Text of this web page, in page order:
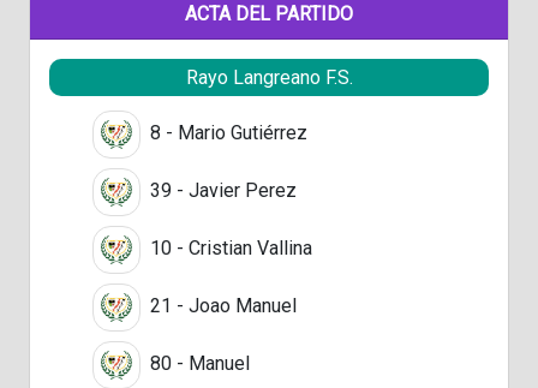
ACTA DEL PARTIDO
Rayo Langreano F.S.
8 - Mario Gutiérrez
39 - Javier Perez
10 - Cristian Vallina
21 - Joao Manuel
80 - Manuel